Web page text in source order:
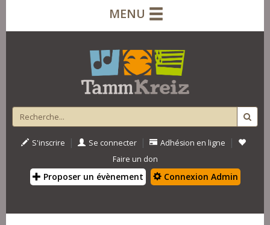
MENU
S'inscrire | Se connecter | Adhésion en ligne |
Faire un don
Proposer un évènement Connexion Admin